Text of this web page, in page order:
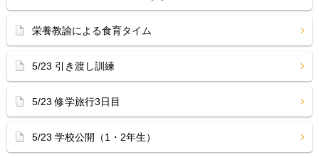
栄養教諭による食育タイム
5/23 引き渡し訓練
5/23 修学旅行3日目
5/23 学校公開（1・2年生）